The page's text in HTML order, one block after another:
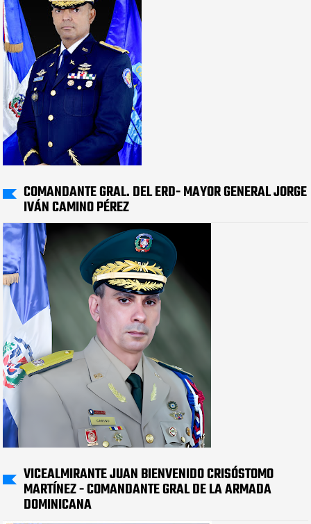
COMANDANTE GRAL. DEL ERD- MAYOR GENERAL JORGE
IVÁN CAMINO PÉREZ
VICEALMIRANTE JUAN BIENVENIDO CRISÓSTOMO
MARTÍNEZ - COMANDANTE GRAL DE LA ARMADA
DOMINICANA